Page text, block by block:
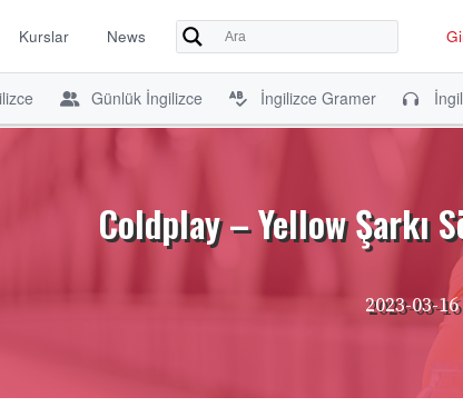
Kurslar News
Günlük İngilizce İngilizce Gramer
Coldplay – Yellow Şarkı
2023-03-16